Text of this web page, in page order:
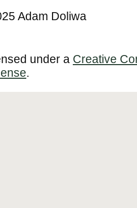
Adam Doliwa
under a Creative
.